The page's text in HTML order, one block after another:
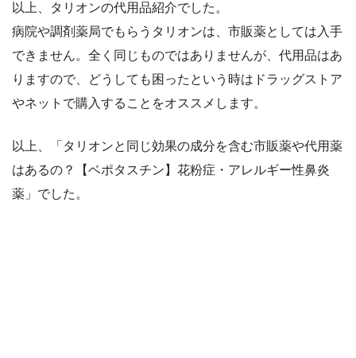
以上、タリオンの代用品紹介でした。
病院や調剤薬局でもらうタリオンは、市販薬としては入手
できません。全く同じものではありませんが、代用品はあ
りますので、どうしても困ったという時はドラッグストア
やネットで購入することをオススメします。
以上、「タリオンと同じ効果の成分を含む市販薬や代用薬
はあるの？【ベポタスチン】花粉症・アレルギー性鼻炎
薬」でした。